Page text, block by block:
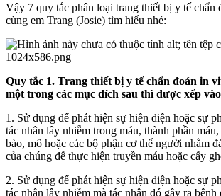
Vậy 7 quy tắc phân loại trang thiết bị y tế chẩn
cùng em Trang (Josie) tìm hiểu nhé:
Quy tắc 1. Trang thiết bị y tế chẩn đoán in
một trong các mục đích sau thì được xếp
1. Sử dụng để phát hiện sự hiện diện hoặc sự
tác nhân lây nhiễm trong máu, thành phần
bào, mô hoặc các bộ phận cơ thể người nhằm
của chúng để thực hiện truyền máu hoặc cấy
2. Sử dụng để phát hiện sự hiện diện hoặc sự
tác nhân lây nhiễm mà tác nhân đó gây ra bệnh